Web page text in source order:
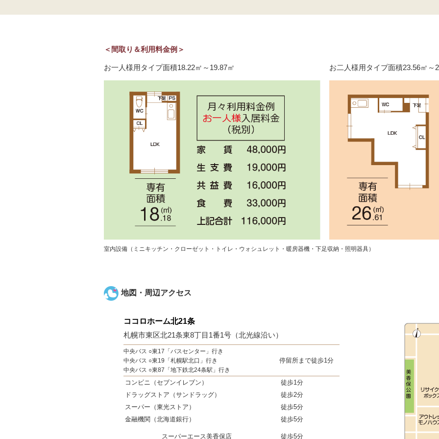
＜間取り＆利用料金例＞
お一人様用タイプ面積18.22㎡～19.87㎡ お二人様用タイプ面積23.56㎡～
室内設備（ミニキッチン・クローゼット・トイレ・ウォシュレット・暖房器機・下足収納・照明器具）
地図・周辺アクセス
ココロホーム北21条
札幌市東区北21条東8丁目1番1号（北光線沿い）
中央バス ○東17「バスセンター」行き
中央バス ○東19「札幌駅北口」行き
中央バス ○東87「地下鉄北24条駅」行き
停留所まで徒歩1分
コンビニ（セブンイレブン）
徒歩1分
ドラッグストア（サンドラッグ）
徒歩2分
スーパー（東光ストア）
徒歩5分
金融機関（北海道銀行）
徒歩5分
スーパーエース美香保店 徒歩5分